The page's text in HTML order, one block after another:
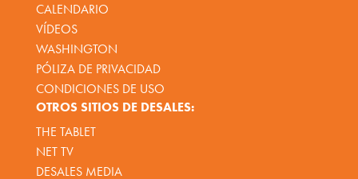
CALENDARIO
VÍDEOS
WASHINGTON
PÓLIZA DE PRIVACIDAD
CONDICIONES DE USO
OTROS SITIOS DE DESALES:
THE TABLET
NET TV
DESALES MEDIA